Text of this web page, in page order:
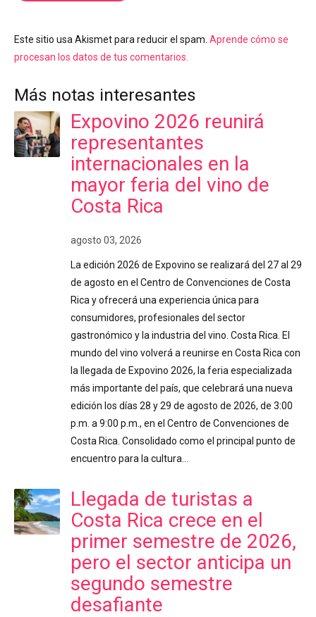
Este sitio usa Akismet para reducir el spam. Aprende cómo se
procesan los datos de tus comentarios.
Más notas interesantes
Expovino 2026 reunirá
representantes
internacionales en la
mayor feria del vino de
Costa Rica
agosto 03, 2026
La edición 2026 de Expovino se realizará del 27 al 29
de agosto en el Centro de Convenciones de Costa
Rica y ofrecerá una experiencia única para
consumidores, profesionales del sector
gastronómico y la industria del vino. Costa Rica. El
mundo del vino volverá a reunirse en Costa Rica con
la llegada de Expovino 2026, la feria especializada
más importante del país, que celebrará una nueva
edición los días 28 y 29 de agosto de 2026, de 3:00
p.m. a 9:00 p.m., en el Centro de Convenciones de
Costa Rica. Consolidado como el principal punto de
encuentro para la cultura…
Llegada de turistas a
Costa Rica crece en el
primer semestre de 2026,
pero el sector anticipa un
segundo semestre
desafiante